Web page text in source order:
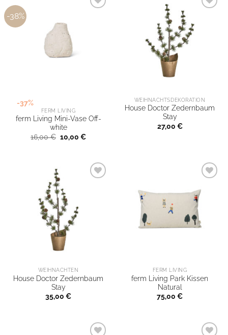
-38%
-37%
FERM LIVING
ferm Living Mini-Vase Off-
white
16,00€ Ursprünglicher
Preis
10,00€Aktueller
WEIHNACHTSDEKORATION
House Doctor Zedernbaum
Stay
27,00 €
WEIHNACHTEN
House Doctor Zedernbaum
Stay
35,00 €
FERM LIVING
ferm Living Park Kissen
Natural
75,00 €